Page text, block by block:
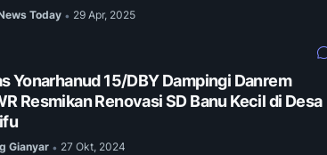
Today • 29 Apr, 2025
Yonarhanud 15/DBY Dampingi Danrem
Resmikan Renovasi SD Banu Kecil di Desa
Gianyar • 27 Okt, 2024